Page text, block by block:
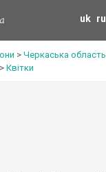
uk ru
> Черкаська область
> Квітки